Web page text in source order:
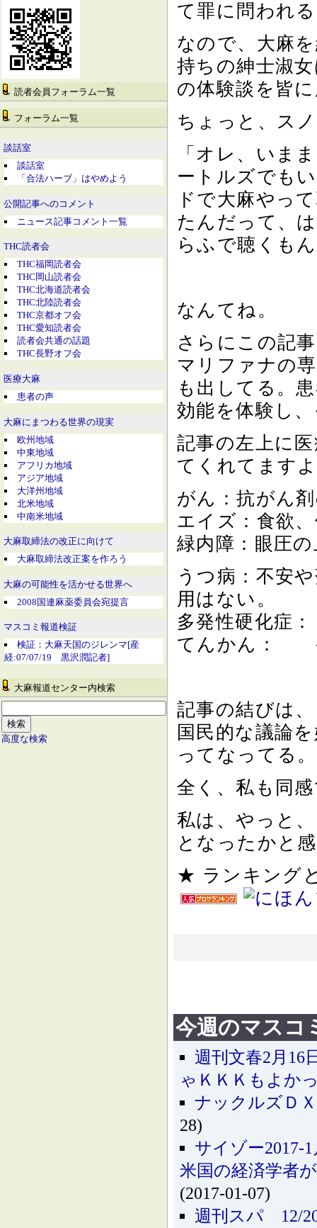
読者会員フォーラム一覧
フォーラム一覧
談話室
談話室
「合法ハーブ」はやめよう
公開記事へのコメント
ニュース記事コメント一覧
THC読者会
THC福岡読者会
THC岡山読者会
THC北海道読者会
THC北陸読者会
THC京都オフ会
THC愛知読者会
読者会共通の話題
THC長野オフ会
医療大麻
患者の声
大麻にまつわる世界の現実
欧州地域
中東地域
アフリカ地域
アジア地域
大洋州地域
北米地域
中南米地域
大麻取締法の改正に向けて
大麻取締法改正案を作ろう
大麻の可能性を活かせる世界へ
2008国連麻薬委員会宛提言
マスコミ報道検証
検証：大麻天国のジレンマ[産
経:07/07/19 黒沢潤記者]
大麻報道センター内検索
高度な検索
て罪に問われ
なので、大麻
持ちの紳士淑
の体験談を皆
ちょっと、ス
「オレ、いま
ートルズでも
ドで大麻やっ
たんだって、
らふで聴くも
なんてね。
さらにこの記
マリファナの
も出してる。
効能を体験し
記事の左上に
てくれてます
がん：抗がん
エイズ：食欲
緑内障：眼圧
うつ病：不安
用はない。
多発性硬化症
てんかん：
記事の結びは
国民的な議論
ってなってる。
全く、私も同
私は、やっと
となったかと
★ ランキン
今週のマスコ
週刊文春2月16
ゃＫＫＫもよか
ナックルズＤ
28)
サイゾー2017-
米国の経済学者
(2017-01-07)
週刊スパ 12/